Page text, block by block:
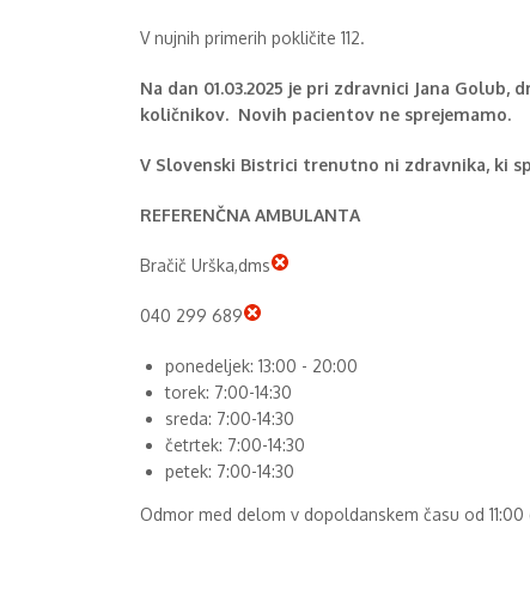
V nujnih primerih pokličite 112.
Na dan 01.03.2025 je pri zdravnici Jana Golub,
količnikov. Novih pacientov ne sprejemamo.
V Slovenski Bistrici trenutno ni zdravnika, ki
REFERENČNA AMBULANTA
Bračič Urška,dms
040 299 689
ponedeljek: 13:00 - 20:00
torek: 7:00-14:30
sreda: 7:00-14:30
četrtek: 7:00-14:30
petek: 7:00-14:30
Odmor med delom v dopoldanskem času od